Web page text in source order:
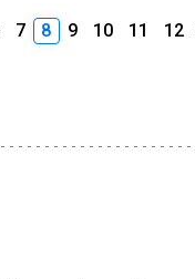
7 8 9 10 11 12